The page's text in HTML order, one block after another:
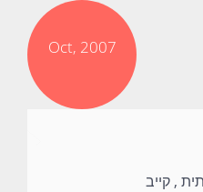
Oct, 2007
, קייב